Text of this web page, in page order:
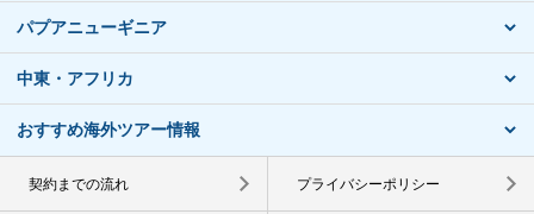
パプアニューギニア
中東・アフリカ
おすすめ海外ツアー情報
契約までの流れ プライバシーポリシー